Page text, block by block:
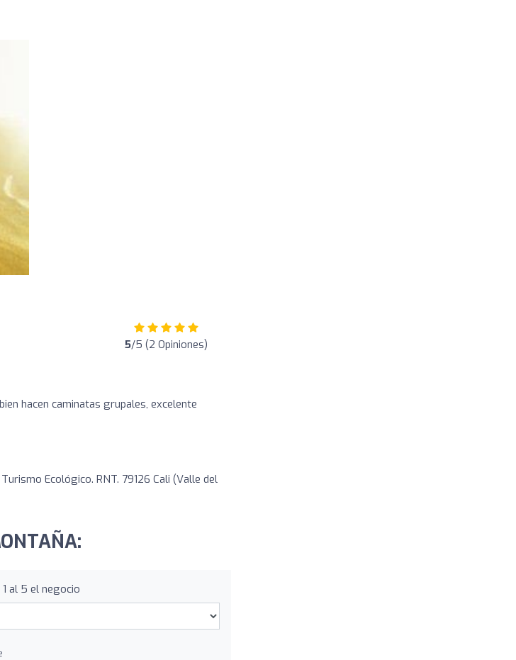
5/5 (2 Opiniones)
hacen caminatas grupales, excelente
Ecológico. RNT. 79126 Cali (Valle del
al 5 el negocio